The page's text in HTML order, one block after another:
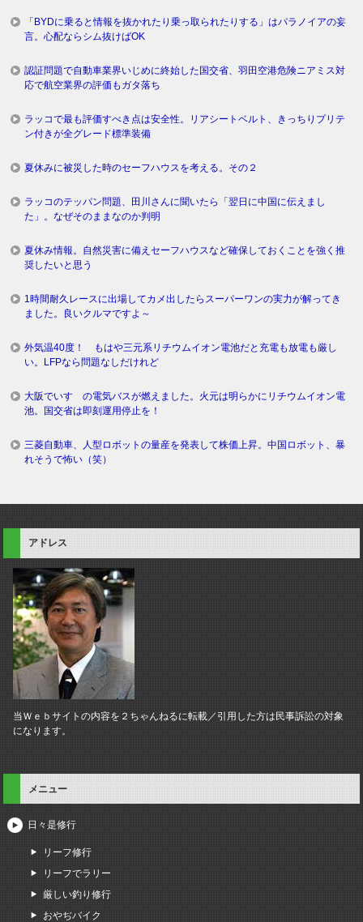
「BYDに乗ると情報を抜かれたり乗っ取られたりする」はパラノイアの妄
言。心配ならシム抜けばOK
認証問題で自動車業界いじめに終始した国交省、羽田空港危険ニアミス対
応で航空業界の評価もガタ落ち
ラッコで最も評価すべき点は安全性。リアシートベルト、きっちりプリテ
ン付きが全グレード標準装備
夏休みに被災した時のセーフハウスを考える。その２
ラッコのテッパン問題、田川さんに聞いたら「翌日に中国に伝えまし
た」。なぜそのままなのか判明
夏休み情報。自然災害に備えセーフハウスなど確保しておくことを強く推
奨したいと思う
1時間耐久レースに出場してカメ出したらスーパーワンの実力が解ってき
ました。良いクルマですよ～
外気温40度！ もはや三元系リチウムイオン電池だと充電も放電も厳し
い。LFPなら問題なしだけれど
大阪でいすゞの電気バスが燃えました。火元は明らかにリチウムイオン電
池。国交省は即刻運用停止を！
三菱自動車、人型ロボットの量産を発表して株価上昇。中国ロボット、暴
れそうで怖い（笑）
アドレス
当Ｗｅｂサイトの内容を２ちゃんねるに転載／引用した方は民事訴訟の対象
になります。
メニュー
日々是修行
リーフ修行
リーフでラリー
厳しい釣り修行
おやぢバイク